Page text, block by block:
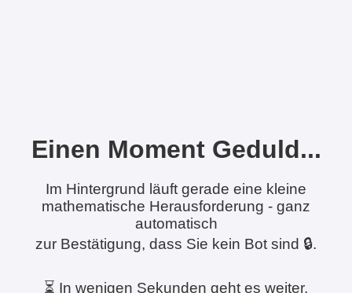
Einen Moment Geduld...
Im Hintergrund läuft gerade eine kleine
mathematische Herausforderung - ganz
automatisch
zur Bestätigung, dass Sie kein Bot sind 🔒.
⏳ In wenigen Sekunden geht es weiter.